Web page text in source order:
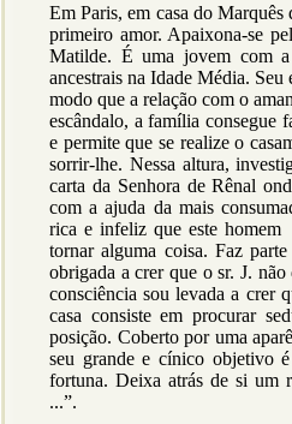
Em Paris, em casa do
primeiro amor. Apaixona-se
Matilde. É uma jovem com a
ancestrais na Idade Média.
modo que a relação com o
escândalo, a família consegue
e permite que se realize o
sorrir-lhe. Nessa altura,
carta da Senhora de Rênal
com a ajuda da mais
rica e infeliz que este homem
tornar alguma coisa. Faz
obrigada a crer que o sr. J.
consciência sou levada a crer
casa consiste em procurar
posição. Coberto por uma
seu grande e cínico objetivo
fortuna. Deixa atrás de si um
...”.